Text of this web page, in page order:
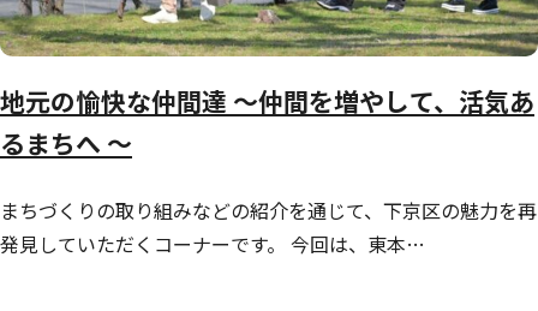
地元の愉快な仲間達 ～仲間を増やして、活気あ
るまちへ ～
まちづくりの取り組みなどの紹介を通じて、下京区の魅力を再
発見していただくコーナーです。 今回は、東本…